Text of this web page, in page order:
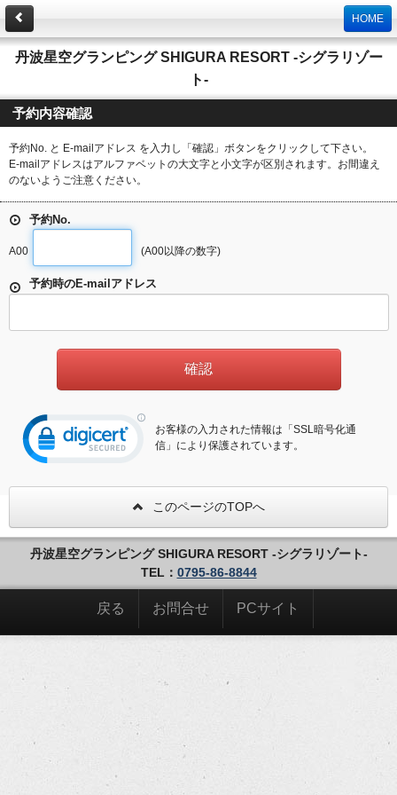
HOME
丹波星空グランピング SHIGURA RESORT -シグラリゾー
ト-
予約内容確認
予約No. と E-mailアドレス を入力し「確認」ボタンをクリックして下さい。
E-mailアドレスはアルファベットの大文字と小文字が区別されます。お間違え
のないようご注意ください。
予約No.
A00 (A00以降の数字)
予約時のE-mailアドレス
お客様の入力された情報は「SSL暗号化通
信」により保護されています。
このページのTOPへ
丹波星空グランピング SHIGURA RESORT -シグラリゾート-
TEL： 0795-86-8844
戻る お問合せ PCサイト